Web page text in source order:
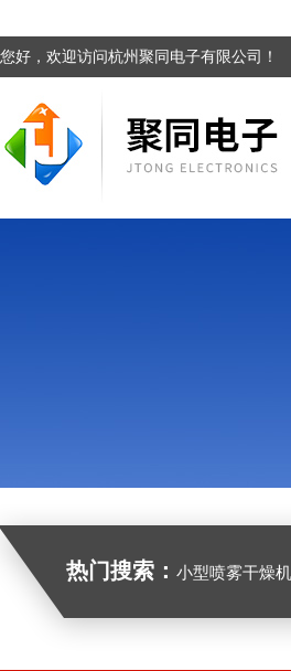
您好，欢迎访问杭州聚同电子有限公司！
热门搜索： 小型喷雾干燥机，固相萃取装